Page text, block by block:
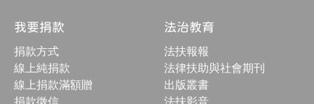
我要捐款
捐款方式
線上純捐款
線上捐款滿額贈
法治教育
法扶報報
法律扶助與社會期刊
出版叢書